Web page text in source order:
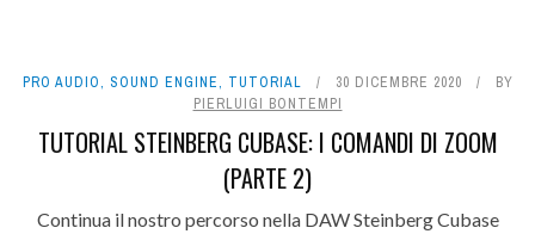
PRO AUDIO, SOUND ENGINE, TUTORIAL 30 DICEMBRE 2020
BY
PIERLUIGI BONTEMPI
TUTORIAL STEINBERG CUBASE: I COMANDI DI ZOOM
(PARTE 2)
Continua il nostro percorso nella DAW Steinberg Cubase